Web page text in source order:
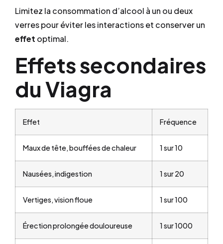
Limitez la consommation d’alcool à un ou deux
verres pour éviter les interactions et conserver un
effet optimal.
Effets secondaires
du Viagra
Effet Fréquence
Maux de tête, bouffées de chaleur 1 sur 10
Nausées, indigestion 1 sur 20
Vertiges, vision floue 1 sur 100
Érection prolongée douloureuse 1 sur 1000